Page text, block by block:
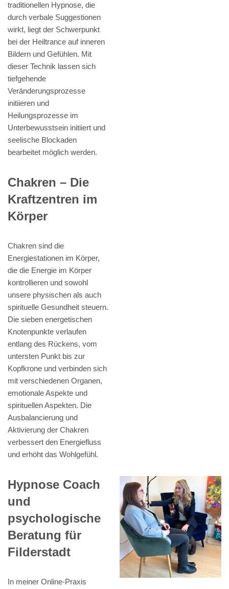
traditionellen Hypnose, die
durch verbale Suggestionen
wirkt, liegt der Schwerpunkt
bei der Heiltrance auf inneren
Bildern und Gefühlen. Mit
dieser Technik lassen sich
tiefgehende
Veränderungsprozesse
initiieren und
Heilungsprozesse im
Unterbewusstsein initiiert und
seelische Blockaden
bearbeitet möglich werden.
Chakren – Die
Kraftzentren im
Körper
Chakren sind die
Energiestationen im Körper,
die die Energie im Körper
kontrollieren und sowohl
unsere physischen als auch
spirituelle Gesundheit steuern.
Die sieben energetischen
Knotenpunkte verlaufen
entlang des Rückens, vom
untersten Punkt bis zur
Kopfkrone und verbinden sich
mit verschiedenen Organen,
emotionale Aspekte und
spirituellen Aspekten. Die
Ausbalancierung und
Aktivierung der Chakren
verbessert den Energiefluss
und erhöht das Wohlgefühl.
Hypnose Coach
und
psychologische
Beratung für
Filderstadt
In meiner Online-Praxis